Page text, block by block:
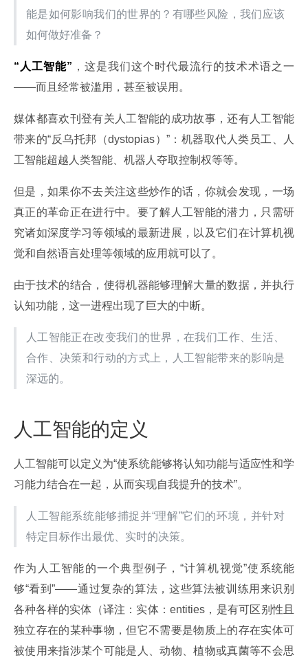
能是如何影响我们的世界的？有哪些风险，我们应该
如何做好准备？
“人工智能” ，这是我们这个时代最流行的技术术语之一
——而且经常被滥用，甚至被误用。
媒体都喜欢刊登有关人工智能的成功故事，还有人工智能
带来的“反乌托邦（dystopias）”：机器取代人类员工、人
工智能超越人类智能、机器人夺取控制权等等。
但是，如果你不去关注这些炒作的话，你就会发现，一场
真正的革命正在进行中。要了解人工智能的潜力，只需研
究诸如深度学习等领域的最新进展，以及它们在计算机视
觉和自然语言处理等领域的应用就可以了。
由于技术的结合，使得机器能够理解大量的数据，并执行
认知功能，这一进程出现了巨大的中断。
人工智能正在改变我们的世界，在我们工作、生活、
合作、决策和行动的方式上，人工智能带来的影响是
深远的。
人工智能的定义
人工智能可以定义为“使系统能够将认知功能与适应性和学
习能力结合在一起，从而实现自我提升的技术”。
人工智能系统能够捕捉并“理解”它们的环境，并针对
特定目标作出最优、实时的决策。
作为人工智能的一个典型例子，“计算机视觉”使系统能
够“看到”——通过复杂的算法，这些算法被训练用来识别
各种各样的实体（译注：实体：entities，是有可区别性且
独立存在的某种事物，但它不需要是物质上的存在实体可
被使用来指涉某个可能是人、动物、植物或真菌等不会思